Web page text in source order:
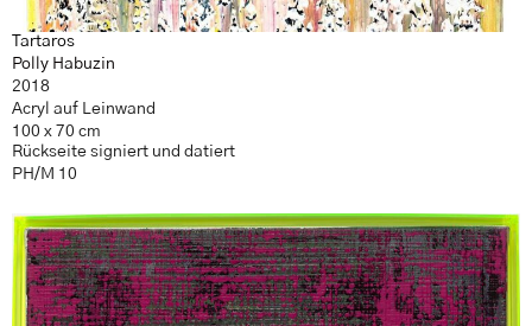
Tartaros
Polly Habuzin
2018
Acryl auf Leinwand
100 x 70 cm
Rückseite signiert und datiert
PH/M 10